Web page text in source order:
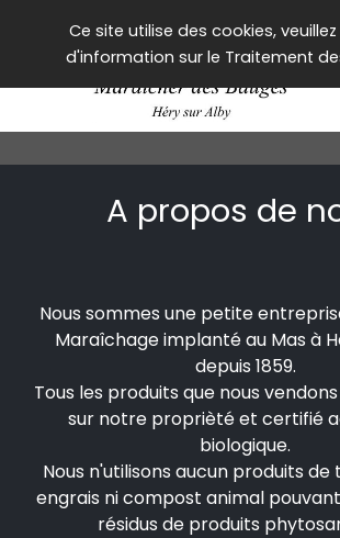
Ce site utilise des cookies,
d'information sur le Traitement
A propos de
Nous sommes une petite
Maraîchage implanté au Mas à
depuis 1859.
Tous les produits que nous
sur notre proprièté et certifié
biologique.
Nous n'utilisons aucun produits
engrais ni compost animal
résidus de produits